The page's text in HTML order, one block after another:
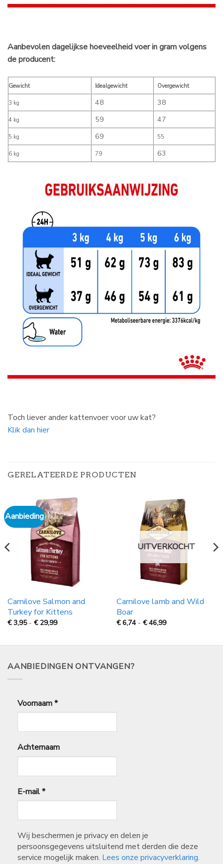
Aanbevolen dagelijkse hoeveelheid voer in gram volgens
de producent:
Gewicht Idealgewicht Overgewicht
3 kg 48 38
4 kg 59 47
5 kg 69 55
6 kg 79 63
Toch liever ander kattenvoer voor uw kat?
Klik dan hier
GERELATEERDE PRODUCTEN
Aanbieding
Carnilove Salmon and
Turkey for Kittens
€3,95 - € 29,99Prijsklasse:
€
UITVERKOCHT
Carnilove lamb and Wild
Boar
€6,74 - €46,99Prijsklasse:
€
AANBIEDINGEN ONTVANGEN?
Voornaam*
Achternaam
E-mail*
Wij beschermen je privacy en delen je
persoonsgegevens uitsluitend met derden die deze
service mogelijk maken. Lees onze privacyverklaring.